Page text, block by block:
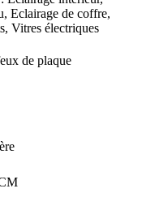
Eclairage de coffre,
Vitres électriques
de plaque